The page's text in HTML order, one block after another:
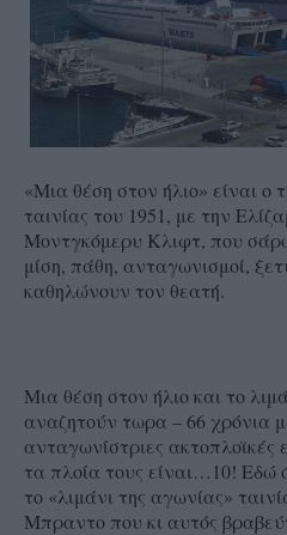
«Μια θέση στον ήλιο» είναι ο
ταινίας του 1951, με την
Μοντγκόμερυ Κλιφτ, που
μίση, πάθη, ανταγωνισμοί,
καθηλώνουν τον θεατή.
Μια θέση στον ήλιο και το
αναζητούν τωρα – 66 χρόνια
ανταγωνίστριες ακτοπλοϊκές
τα πλοία τους είναι…10! Eδώ
το «λιμάνι της αγωνίας»
Μπραντο που κι αυτός